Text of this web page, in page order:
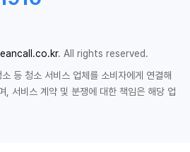
. All rights reserved.
등 청소 서비스 업체를 소비자에게 연결해
, 서비스 계약 및 분쟁에 대한 책임은 해당 업